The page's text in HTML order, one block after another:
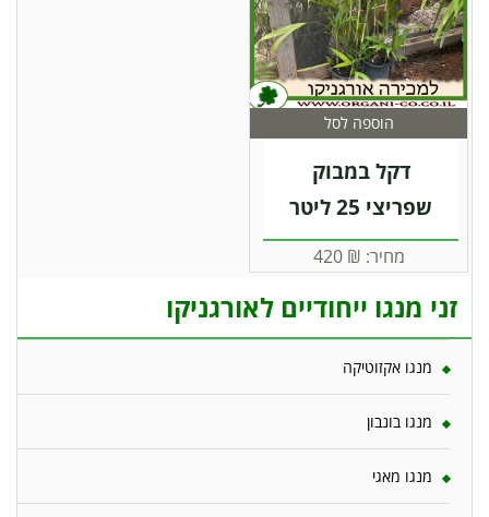
הוספה לסל
דקל במבוק
שפריצי 25 ליטר
מחיר: ₪
420
זני מנגו ייחודיים לאורגניקו
מנגו אקזוטיקה
מנגו בונבון
מנגו מאגי